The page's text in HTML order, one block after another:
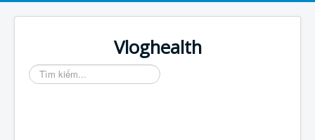
Vloghealth
Tìm
kiếm...